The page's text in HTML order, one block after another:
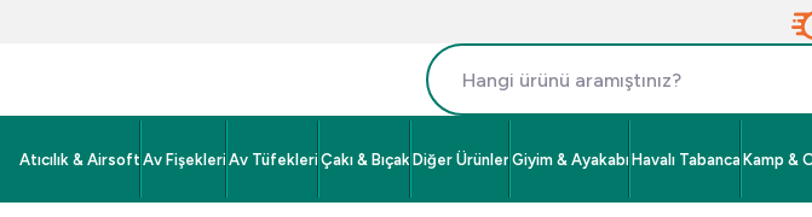
Atıcılık & Airsoft Av Fişekleri Av Tüfekleri Çakı & Bıçak Diğer Ürünler Giyim & Ayakabı Havalı Tabanca Kamp &